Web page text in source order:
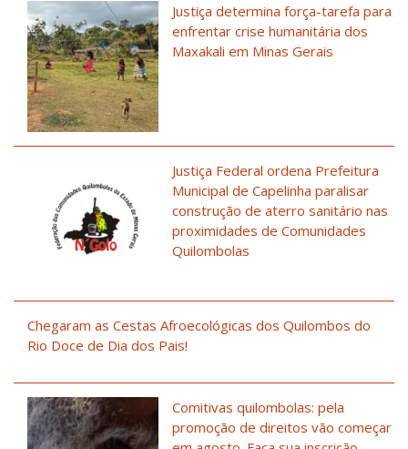
Justiça determina força-tarefa para
enfrentar crise humanitária dos
Maxakali em Minas Gerais
Justiça Federal ordena Prefeitura
Municipal de Capelinha paralisar
construção de aterro sanitário nas
proximidades de Comunidades
Quilombolas
Chegaram as Cestas Afroecológicas dos Quilombos do
Rio Doce de Dia dos Pais!
Comitivas quilombolas: pela
promoção de direitos vão começar